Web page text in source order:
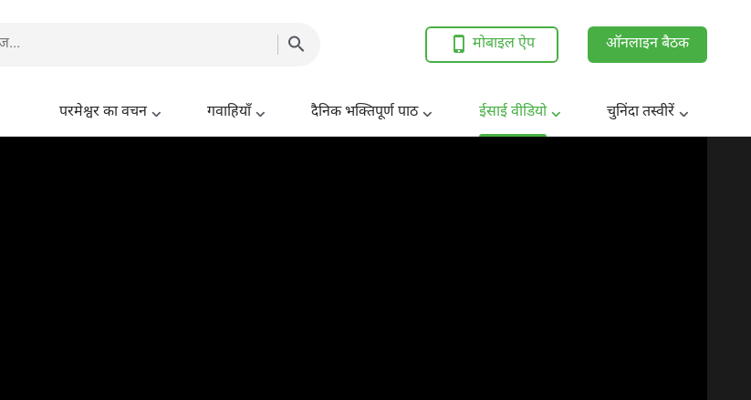
मोबाइल ऐप ऑनलाइन बैठक
परमेश्वर का वचन गवाहियाँ दैनिक भक्तिपूर्ण पाठ ईसाई वीडियो चुनिंदा तस्वीरें